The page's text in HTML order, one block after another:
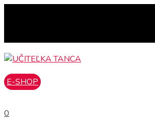
E-SHOP
0